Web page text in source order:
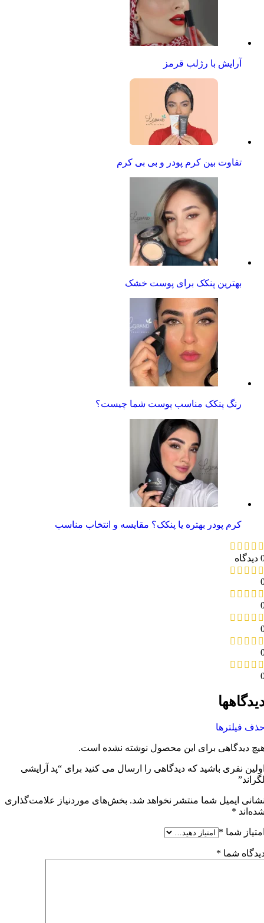
آرایش با رژلب قرمز
تفاوت بین کرم پودر و بی بی کرم
بهترین پنکک برای پوست خشک
رنگ پنکک مناسب پوست شما چیست؟
کرم پودر بهتره یا پنکک؟ مقایسه و انتخاب مناسب
فیلترها
دیدگاهی برای این محصول نوشته نشده است.
نفری باشید که دیدگاهی را ارسال می کنید برای “پد آرایشی
ایمیل شما منتشر نخواهد شد. بخش‌های موردنیاز علامت‌گذاری
*
شما *
شما *